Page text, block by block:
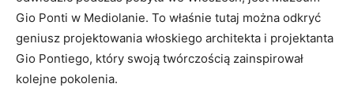
‌Gio Ponti w ⁣Mediolanie. To‌ właśnie ⁣tutaj można odkryć
‍geniusz projektowania włoskiego ​architekta ⁣i projektanta
Gio​ Pontiego, który swoją twórczością zainspirował
kolejne ⁣pokolenia.